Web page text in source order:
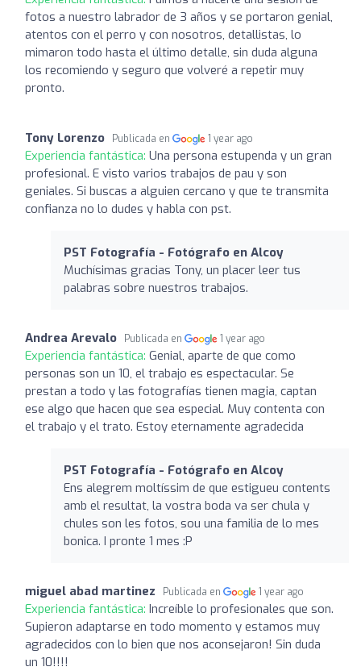
fotos a nuestro labrador de 3 años y se portaron genial,
atentos con el perro y con nosotros, detallistas, lo
mimaron todo hasta el último detalle, sin duda alguna
los recomiendo y seguro que volveré a repetir muy
pronto.
Tony Lorenzo Publicada en 1 year ago
Experiencia fantástica: Una persona estupenda y un gran
profesional. E visto varios trabajos de pau y son
geniales. Si buscas a alguien cercano y que te transmita
confianza no lo dudes y habla con pst.
PST Fotografía - Fotógrafo en Alcoy
Muchísimas gracias Tony, un placer leer tus
palabras sobre nuestros trabajos.
Andrea Arevalo Publicada en 1 year ago
Experiencia fantástica: Genial, aparte de que como
personas son un 10, el trabajo es espectacular. Se
prestan a todo y las fotografías tienen magia, captan
ese algo que hacen que sea especial. Muy contenta con
el trabajo y el trato. Estoy eternamente agradecida
PST Fotografía - Fotógrafo en Alcoy
Ens alegrem moltíssim de que estigueu contents
amb el resultat, la vostra boda va ser chula y
chules son les fotos, sou una familia de lo mes
bonica. I pronte 1 mes :P
miguel abad martinez Publicada en 1 year ago
Experiencia fantástica: Increíble lo profesionales que son.
Supieron adaptarse en todo momento y estamos muy
agradecidos con lo bien que nos aconsejaron! Sin duda
un 10!!!!